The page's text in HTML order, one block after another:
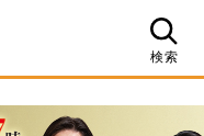
検索